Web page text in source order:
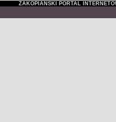
ZAKOPIAŃSKI PORTAL